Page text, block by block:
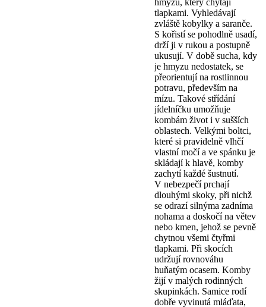
tlapkami. Vyhledávají
zvláště kobylky a saranče.
S kořistí se pohodlně usadí,
drží ji v rukou a postupně
ukusují. V době sucha, kdy
je hmyzu nedostatek, se
přeorientují na rostlinnou
potravu, především na
mízu. Takové střídání
jídelníčku umožňuje
kombám život i v sušších
oblastech. Velkými boltci,
které si pravidelně vlhčí
vlastní močí a ve spánku je
skládají k hlavě, komby
zachytí každé šustnutí.
V nebezpečí prchají
dlouhými skoky, při nichž
se odrazí silnýma zadníma
nohama a doskočí na větev
nebo kmen, jehož se pevně
chytnou všemi čtyřmi
tlapkami. Při skocích
udržují rovnováhu
huňatým ocasem. Komby
žijí v malých rodinných
skupinkách. Samice rodí
dobře vyvinutá mláďata,